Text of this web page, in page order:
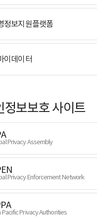
정보지원플랫폼
이데이터
정보보호 사이트
Privacy Assembly
Privacy Enforcement Network
Pacific Privacy Authorities